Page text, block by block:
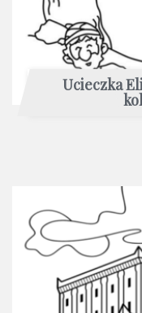
Ucieczka